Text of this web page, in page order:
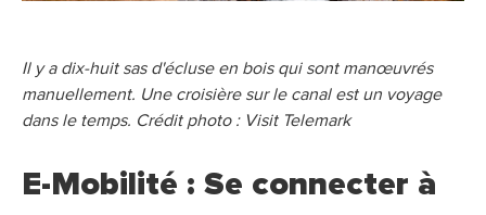
Il y a dix-huit sas d'écluse en bois qui sont manœuvrés
manuellement. Une croisière sur le canal est un voyage
dans le temps. Crédit photo : Visit Telemark
E-Mobilité : Se connecter à